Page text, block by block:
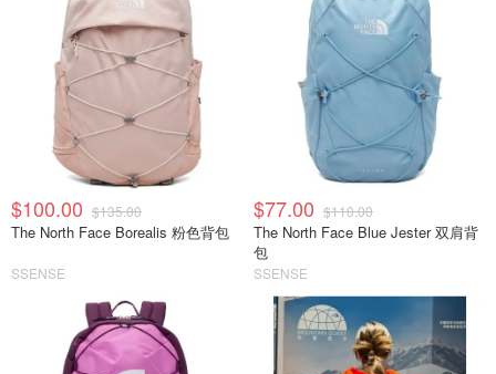
$100.00 $135.00
The North Face Borealis 粉色背包
SSENSE
$77.00 $110.00
The North Face Blue Jester 双肩背
包
SSENSE